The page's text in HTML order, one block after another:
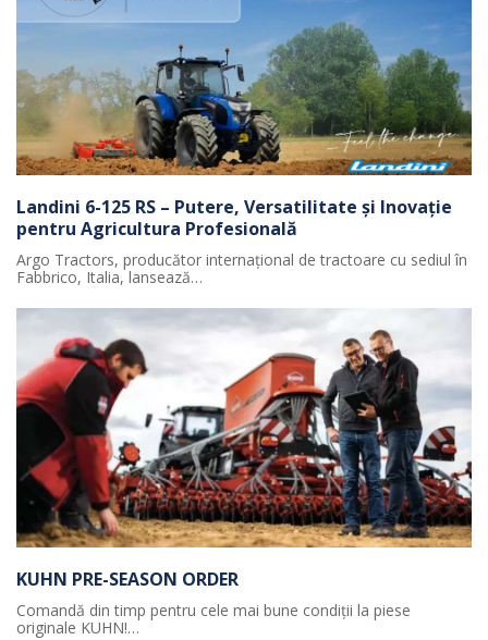
Landini 6-125 RS – Putere, Versatilitate și Inovație
pentru Agricultura Profesională
Argo Tractors, producător internațional de tractoare cu sediul în
Fabbrico, Italia, lansează…
KUHN PRE-SEASON ORDER
Comandă din timp pentru cele mai bune condiții la piese
originale KUHN!…